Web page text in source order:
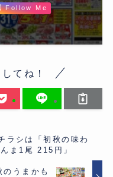
Follow Me
てね！
ラシは「初秋の味わ
ま1尾 215円」
うまかも